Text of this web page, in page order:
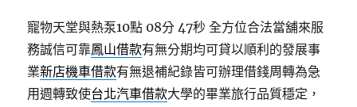
寵物天堂與熱泵10點 08分 47秒 全方位合法當舖來服
務誠信可靠鳳山借款有無分期均可貸以順利的發展事
業新店機車借款有無退補紀錄皆可辦理借錢周轉為急
用週轉致使台北汽車借款大學的畢業旅行品質穩定，